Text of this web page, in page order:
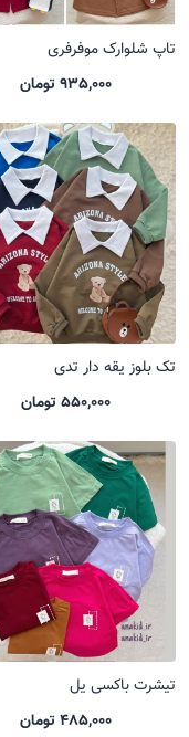
تاپ شلوارک موفرفری
935,000 تومان
تک بلوز یقه دار تدی
550,000 تومان
تیشرت باکسی یل
485,000 تومان